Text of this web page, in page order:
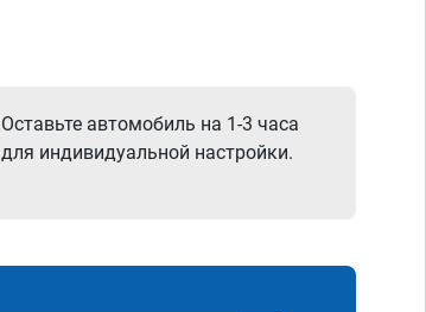
Оставьте автомобиль на 1-3 часа
для индивидуальной настройки.